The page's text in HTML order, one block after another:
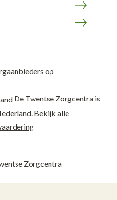
De Twentse Zorgcentra is
Bekijk alle
Zorgcentra